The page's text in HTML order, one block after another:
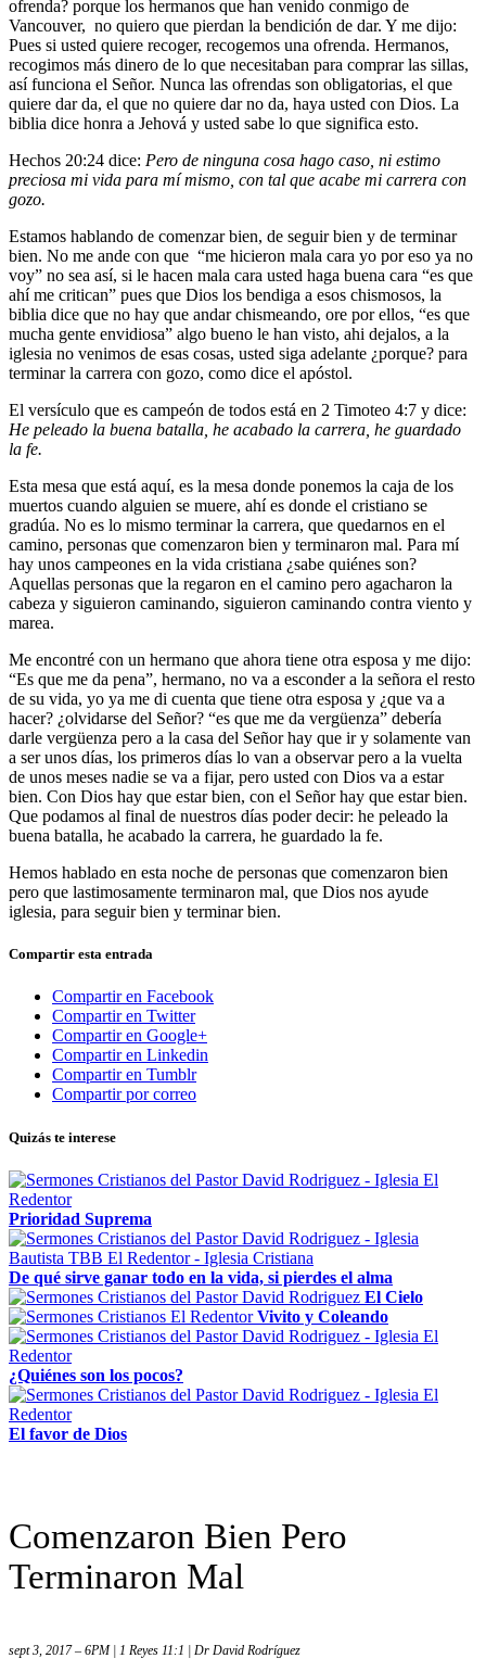
ofrenda? porque los hermanos que han venido conmigo de
Vancouver, no quiero que pierdan la bendición de dar. Y me dijo:
Pues si usted quiere recoger, recogemos una ofrenda. Hermanos,
recogimos más dinero de lo que necesitaban para comprar las sillas,
así funciona el Señor. Nunca las ofrendas son obligatorias, el que
quiere dar da, el que no quiere dar no da, haya usted con Dios. La
biblia dice honra a Jehová y usted sabe lo que significa esto.
Hechos 20:24 dice: Pero de ninguna cosa hago caso, ni estimo
preciosa mi vida para mí mismo, con tal que acabe mi carrera con
gozo.
Estamos hablando de comenzar bien, de seguir bien y de terminar
bien. No me ande con que “me hicieron mala cara yo por eso ya no
voy” no sea así, si le hacen mala cara usted haga buena cara “es que
ahí me critican” pues que Dios los bendiga a esos chismosos, la
biblia dice que no hay que andar chismeando, ore por ellos, “es que
mucha gente envidiosa” algo bueno le han visto, ahi dejalos, a la
iglesia no venimos de esas cosas, usted siga adelante ¿porque? para
terminar la carrera con gozo, como dice el apóstol.
El versículo que es campeón de todos está en 2 Timoteo 4:7 y dice:
He peleado la buena batalla, he acabado la carrera, he guardado
la fe.
Esta mesa que está aquí, es la mesa donde ponemos la caja de los
muertos cuando alguien se muere, ahí es donde el cristiano se
gradúa. No es lo mismo terminar la carrera, que quedarnos en el
camino, personas que comenzaron bien y terminaron mal. Para mí
hay unos campeones en la vida cristiana ¿sabe quiénes son?
Aquellas personas que la regaron en el camino pero agacharon la
cabeza y siguieron caminando, siguieron caminando contra viento y
marea.
Me encontré con un hermano que ahora tiene otra esposa y me dijo:
“Es que me da pena”, hermano, no va a esconder a la señora el resto
de su vida, yo ya me di cuenta que tiene otra esposa y ¿que va a
hacer? ¿olvidarse del Señor? “es que me da vergüenza” debería
darle vergüenza pero a la casa del Señor hay que ir y solamente van
a ser unos días, los primeros días lo van a observar pero a la vuelta
de unos meses nadie se va a fijar, pero usted con Dios va a estar
bien. Con Dios hay que estar bien, con el Señor hay que estar bien.
Que podamos al final de nuestros días poder decir: he peleado la
buena batalla, he acabado la carrera, he guardado la fe.
Hemos hablado en esta noche de personas que comenzaron bien
pero que lastimosamente terminaron mal, que Dios nos ayude
iglesia, para seguir bien y terminar bien.
Compartir esta entrada
Compartir en Facebook
Compartir en Twitter
Compartir en Google+
Compartir en Linkedin
Compartir en Tumblr
Compartir por correo
Quizás te interese
Prioridad Suprema
De qué sirve ganar todo en la vida, si pierdes el alma
El Cielo
Vivito y Coleando
¿Quiénes son los pocos?
El favor de Dios
Comenzaron Bien Pero
Terminaron Mal
sept 3, 2017 – 6PM | 1 Reyes 11:1 | Dr David Rodríguez